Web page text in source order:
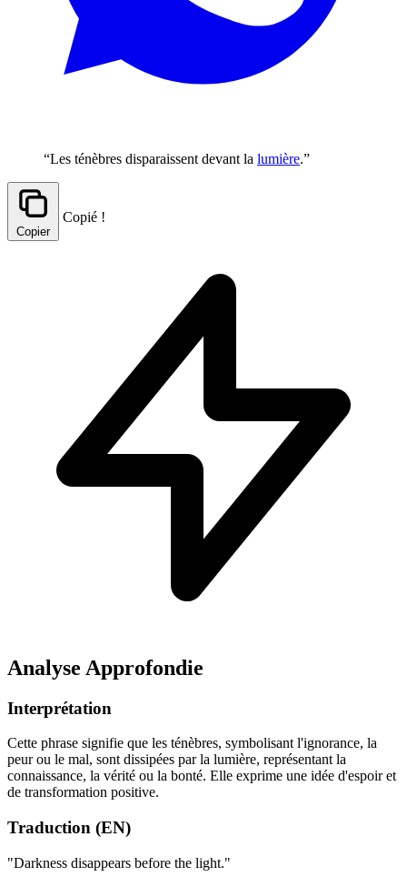
“Les ténèbres disparaissent devant la lumière.”
Copier
Copié !
Analyse Approfondie
Interprétation
Cette phrase signifie que les ténèbres, symbolisant l'ignorance, la
peur ou le mal, sont dissipées par la lumière, représentant la
connaissance, la vérité ou la bonté. Elle exprime une idée d'espoir et
de transformation positive.
Traduction (EN)
"Darkness disappears before the light."